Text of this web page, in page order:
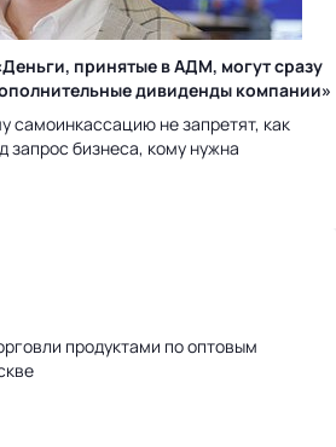
принятые в АДМ, могут сразу
дивиденды компании»
самоинкассацию не запретят, как
запрос бизнеса, кому нужна
продуктами по оптовым